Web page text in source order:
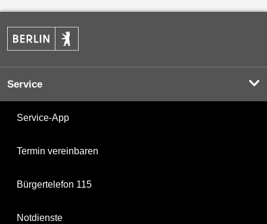
Service
Service-App
Termin vereinbaren
Bürgertelefon 115
Notdienste